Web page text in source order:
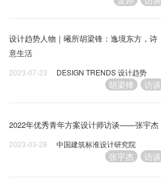
设计趋势人物｜曦所胡梁锋：逸境东方，诗
意生活
2023-07-23 DESIGN TRENDS 设计趋势
胡梁锋 访谈
2022年优秀青年方案设计师访谈——张宇杰
2023-03-28 中国建筑标准设计研究院
张宇杰 访谈